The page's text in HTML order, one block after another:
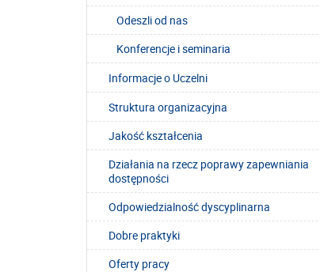
Odeszli od nas
Konferencje i seminaria
Informacje o Uczelni
Struktura organizacyjna
Jakość kształcenia
Działania na rzecz poprawy zapewniania
dostępności
Odpowiedzialność dyscyplinarna
Dobre praktyki
Oferty pracy